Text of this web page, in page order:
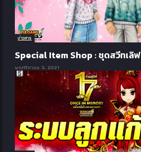
ข่าวสาร
Special Item Shop : ชุดสวีทเลิฟ
พฤศจิกายน 3, 2021